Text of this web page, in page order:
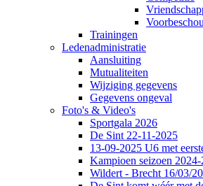
Trainingen
Ledenadministratie
Aansluiting
Mutualiteiten
Wijziging gegevens
Gegevens ongeval
Foto's & Video's
Sportgala 2026
De Sint 22-11-2025
13-09-2025 U6 met
Kampioen seizoen
Wildert - Brecht 16/03/